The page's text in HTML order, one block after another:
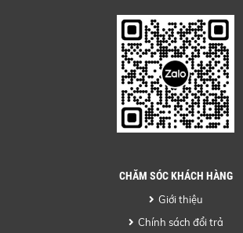
CHĂM SÓC KHÁCH HÀNG
Giới thiệu
Chính sách đổi trả